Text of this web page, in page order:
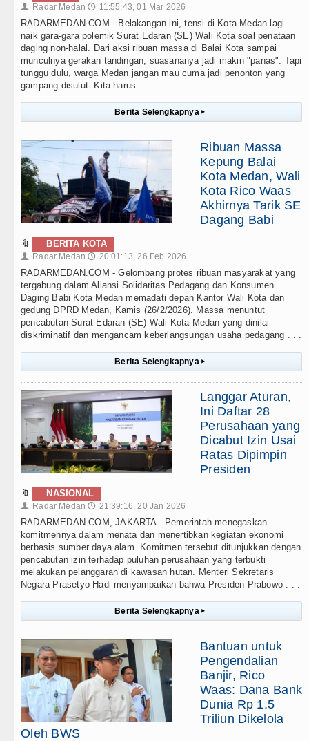
👤 Radar Medan 🕔 11:55:43, 01 Mar 2026
RADARMEDAN.COM - Belakangan ini, tensi di Kota Medan lagi
naik gara-gara polemik Surat Edaran (SE) Wali Kota soal penataan
daging non-halal. Dari aksi ribuan massa di Balai Kota sampai
munculnya gerakan tandingan, suasananya jadi makin "panas". Tapi
tunggu dulu, warga Medan jangan mau cuma jadi penonton yang
gampang disulut. Kita harus . . .
Berita Selengkapnya ▸
Ribuan Massa
Kepung Balai
Kota Medan, Wali
Kota Rico Waas
Akhirnya Tarik SE
Dagang Babi
🔖 BERITA KOTA
👤 Radar Medan 🕔 20:01:13, 26 Feb 2026
RADARMEDAN.COM - Gelombang protes ribuan masyarakat yang
tergabung dalam Aliansi Solidaritas Pedagang dan Konsumen
Daging Babi Kota Medan memadati depan Kantor Wali Kota dan
gedung DPRD Medan, Kamis (26/2/2026). Massa menuntut
pencabutan Surat Edaran (SE) Wali Kota Medan yang dinilai
diskriminatif dan mengancam keberlangsungan usaha pedagang . . .
Berita Selengkapnya ▸
Langgar Aturan,
Ini Daftar 28
Perusahaan yang
Dicabut Izin Usai
Ratas Dipimpin
Presiden
🔖 NASIONAL
👤 Radar Medan 🕔 21:39:16, 20 Jan 2026
RADARMEDAN.COM, JAKARTA - Pemerintah menegaskan
komitmennya dalam menata dan menertibkan kegiatan ekonomi
berbasis sumber daya alam. Komitmen tersebut ditunjukkan dengan
pencabutan izin terhadap puluhan perusahaan yang terbukti
melakukan pelanggaran di kawasan hutan. Menteri Sekretaris
Negara Prasetyo Hadi menyampaikan bahwa Presiden Prabowo . . .
Berita Selengkapnya ▸
Bantuan untuk
Pengendalian
Banjir, Rico
Waas: Dana Bank
Dunia Rp 1,5
Triliun Dikelola
Oleh BWS